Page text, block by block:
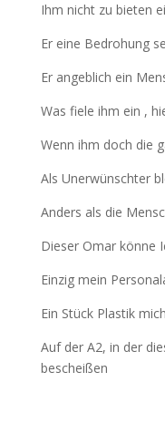
Ihm nicht zu bieten
Er eine Bedrohung
Er angeblich ein
Was fiele ihm ein ,
Wenn ihm doch die
Als Unerwünschter
Anders als die
Dieser Omar könne
Einzig mein
Ein Stück Plastik
Auf der A2, in der
bescheißen